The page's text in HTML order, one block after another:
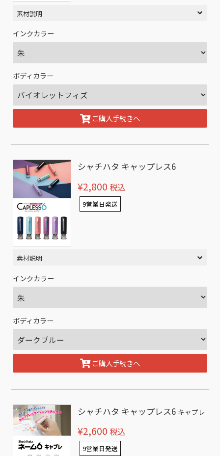
素材説明
インクカラー
ボディカラー
ご購入手続きへ
シャチハタ キャップレス6
¥2,800 税込
9営業日発送
素材説明
インクカラー
ボディカラー
ご購入手続きへ
シャチハタ キャップレス6 キャプレ
¥2,600 税込
9営業日発送